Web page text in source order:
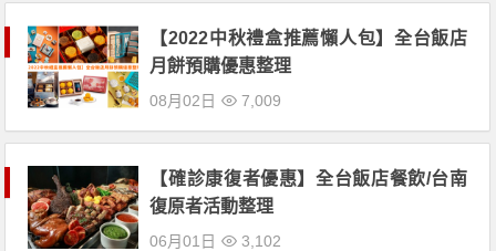
【2022中秋禮盒推薦懶人包】全台飯店
月餅預購優惠整理
08月02日 7,009
【確診康復者優惠】全台飯店餐飲/台南
復原者活動整理
06月01日 3,102